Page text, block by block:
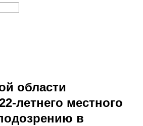
области
летнего местного
в